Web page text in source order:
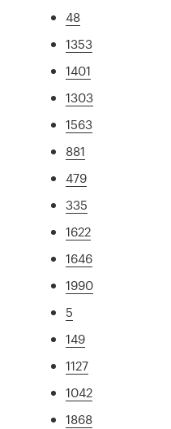
48
1353
1401
1303
1563
881
479
335
1622
1646
1990
5
149
1127
1042
1868